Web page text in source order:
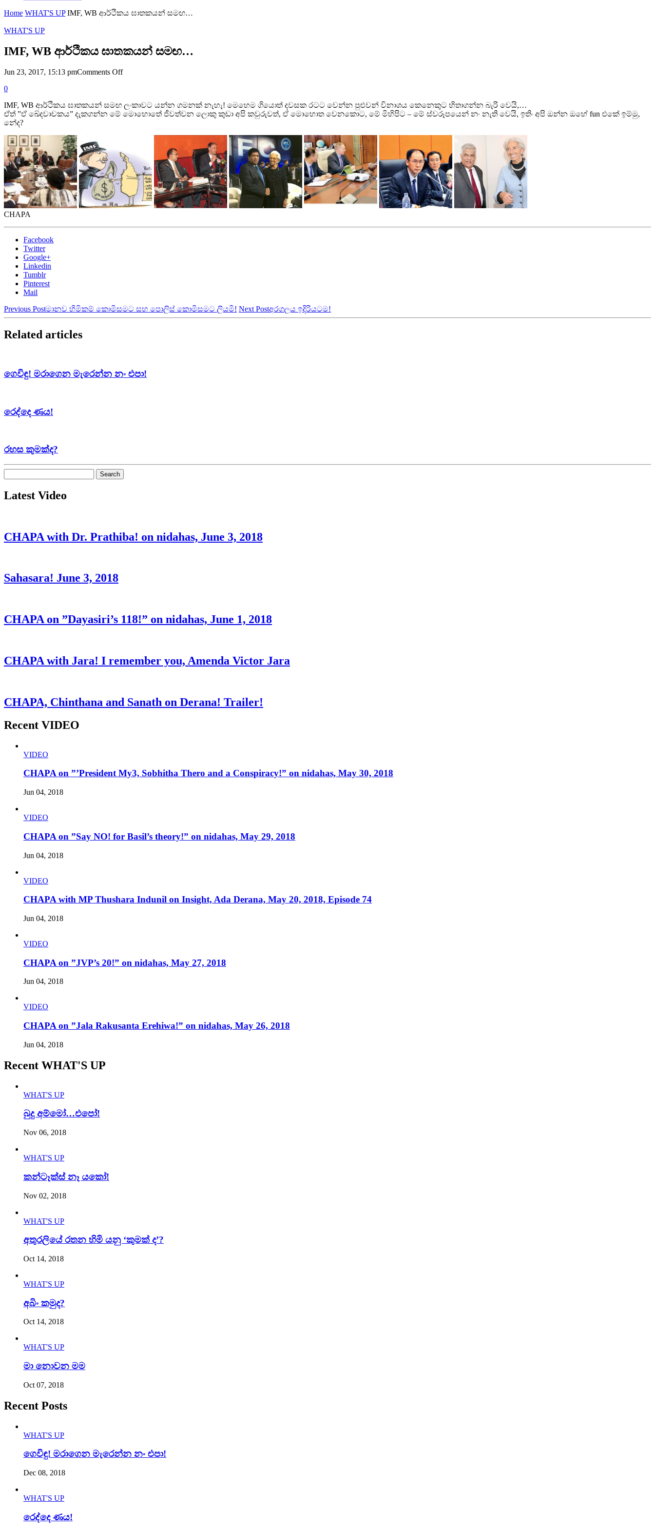
Home WHAT'S UP IMF, WB ආර්ථිකය ඝාතකයන් සමඟ…
WHAT'S UP
IMF, WB ආර්ථිකය ඝාතකයන් සමඟ…
Jun 23, 2017, 15:13 pmComments Offon
ඝාතකයන්
සමඟ…
0
IMF, WB ආර්ථිකය ඝාතකයන් සමඟ ලංකාවට යන්න ගමනක් නැහැ! මෙහෙම ගියොත් දවසක රටට වෙන්න පුළුවන් විනාශය කෙනෙකුට හිතාගන්න බැරි වෙයි,…
ඒත් ”ඒ ඛේදවාචකය” දැකගන්න මේ මොහොතේ ජීවත්වන ලොකු කුඩා අපි කවුරුවත්, ඒ මොහොත වෙනකොට, මේ මිහිපිට – මේ ස්වරූපයෙන් නං නැති වෙයි, ඉතිං අපි ඔන්න ඔහේ fun එකේ ඉම්මු,
නේද?
CHAPA
Facebook
Twitter
Google+
Linkedin
Tumblr
Pinterest
Mail
Previous Postමානව හිමිකම් කොමිසමට සහ පොලිස් කොමිසමට ලියමි! Next Postඅරගලය ඉදිරියටම!
Related articles
ගෙවිඳු! මරාගෙන මැරෙන්න නං එපා!
රෙද්දෙ ණය!
රහස කුමක්ද?
for:
Latest Video
CHAPA with Dr. Prathiba! on nidahas, June 3, 2018
Sahasara! June 3, 2018
CHAPA on ”Dayasiri’s 118!” on nidahas, June 1, 2018
CHAPA with Jara! I remember you, Amenda Victor Jara
CHAPA, Chinthana and Sanath on Derana! Trailer!
Recent VIDEO
VIDEO
CHAPA on ”’President My3, Sobhitha Thero and a Conspiracy!” on nidahas, May 30, 2018
Jun 04, 2018
VIDEO
CHAPA on ”Say NO! for Basil’s theory!” on nidahas, May 29, 2018
Jun 04, 2018
VIDEO
CHAPA with MP Thushara Indunil on Insight, Ada Derana, May 20, 2018, Episode 74
Jun 04, 2018
VIDEO
CHAPA on ”JVP’s 20!” on nidahas, May 27, 2018
Jun 04, 2018
VIDEO
CHAPA on ”Jala Rakusanta Erehiwa!” on nidahas, May 26, 2018
Jun 04, 2018
Recent WHAT'S UP
WHAT'S UP
බුදු අම්මෝ…එපෝ!
Nov 06, 2018
WHAT'S UP
කන්ටෑක්ස් නෑ යකෝ!
Nov 02, 2018
WHAT'S UP
අතුරලියේ රතන හිමි යනු ‘කුමක් ද’?
Oct 14, 2018
WHAT'S UP
අබිං කමුද?
Oct 14, 2018
WHAT'S UP
මා නොවන මම
Oct 07, 2018
Recent Posts
WHAT'S UP
ගෙවිඳු! මරාගෙන මැරෙන්න නං එපා!
Dec 08, 2018
WHAT'S UP
රෙද්දෙ ණය!